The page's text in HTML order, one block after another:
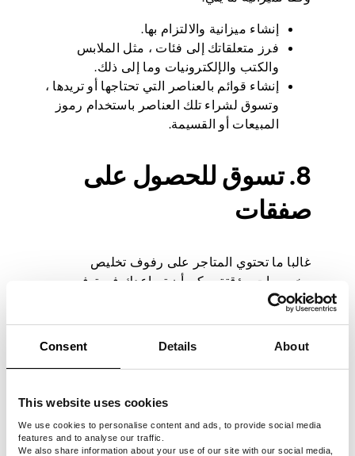
Consent Details About
This website uses cookies
We use cookies to personalise content and ads, to provide social media
features and to analyse our traffic.
We also share information about your use of our site with our social media,
إنشاء ميزانية والالتزام بها.
فرز متعلقاتك إلى فئات ، مثل الملابس
والكتب والإلكترونيات وما إلى ذلك.
إنشاء قوائم بالعناصر التي تحتاجها أو تريدها ،
وتسوق لشراء تلك العناصر باستخدام رموز
المبيعات أو القسيمة.
8. تسوق للحصول على
صفقات
غالبا ما تحتوي المتاجر على رفوف تخليص
وخصومات مؤقتة يمكن أن تساعدك في توفير
المال. يمكنك أيضا مقارنة تكلفة نفس العنصر في
صفقة ممكنة.
فقط ولا تضيع أموالك الثمينة على عمليات الشراء
الثانوية أو غير الضرورية.
تتمثل الإستراتيجية الشائعة في شراء الخبز